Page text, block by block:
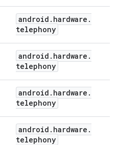
android . hardware .
telephony
android . hardware .
telephony
android . hardware .
telephony
android . hardware .
telephony